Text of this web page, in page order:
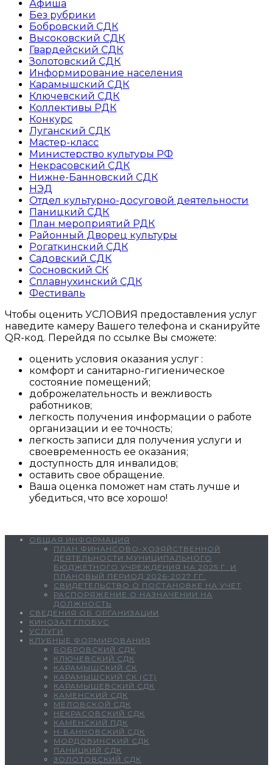
Афиша
Без рубрики
Бобровский СДК
Высоковский СДК
Гвардейский СДК
Золотовский СДК
Информирование населения
Карамышский СДК
Ключевский СДК
Коллективы РДК
Конкурс
Луганский СДК
Мастер-класс
Министерство культуры РФ
Некрасовский СДК
Нижне-Банновский СДК
НЭД
Отдел культурно-досуговой деятельности
Паницкий СДК
План мероприятий РДК
Районный Дворец культуры
Рогаткинский СДК
Садовский СДК
Сосновский СК
Сплавнухинский СДК
Фестиваль
Чтобы оценить УСЛОВИЯ предоставления услуг
наведите камеру Вашего телефона и сканируйте
QR-код. Перейдя по ссылке Вы сможете:
оценить условия оказания услуг :
комфорт и санитарно-гигиеническое
состояние помещений;
доброжелательность и вежливость
работников;
легкость получения информации о работе
организации и ее точность;
легкость записи для получения услуги и
своевременность ее оказания;
доступность для инвалидов;
оставить свое обращение.
Ваша оценка поможет нам стать лучше и
убедиться, что все хорошо!
ОБЩАЯ ИНФОРМАЦИЯ
ПЛАН ФИНАНСОВО-ХОЗЯЙСТВЕННОЙ
ДЕЯТЕЛЬНОСТИ МУНИЦИПАЛЬНОГО
БЮДЖЕТНОГО УЧРЕЖДЕНИЯ НА 2025 Г. И
ПЛАНОВЫЙ ПЕРИОД 2026-2027 ГГ.
СВИДЕТЕЛЬСТВО О ПОСТАНОВКЕ НА УЧЕТ
РАСПОРЯЖЕНИЕ О НАЗНАЧЕНИИ НА
ДОЛЖНОСТЬ
СВЕДЕНИЯ ОБ ОРГАНИЗАЦИИ
КИНОЗАЛ ГЛОБУС
УСЛУГИ
КЛУБНЫЕ ФОРМИРОВАНИЯ
БОБРОВСКИЙ СДК
КЛЮЧЕВСКИЙ СДК
КАРАМЫШСКИЙ СК
КАРАМЫШСКИЙ СК (СТ)
КАРАМЫШЕВСКИЙ СДК
КАМЕНСКИЙ СДК
МЕЛОВСКОЙ СДК
НЕКРАСОВСКИЙ СДК
КАМЕНСКИЙ ПДК
Н-БАННОВСКИЙ СДК
МОРДОВИНСКИЙ СДК
ПАНИЦКИЙ СДК
ЗОЛОТОВСКИЙ СДК